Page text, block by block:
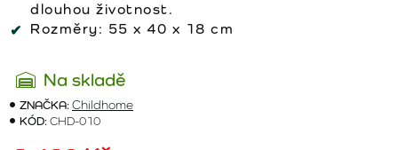
dlouhou životnost.
Rozměry: 55 x 40 x 18 cm
Na skladě
ZNAČKA:Childhome
KÓD:CHD-010